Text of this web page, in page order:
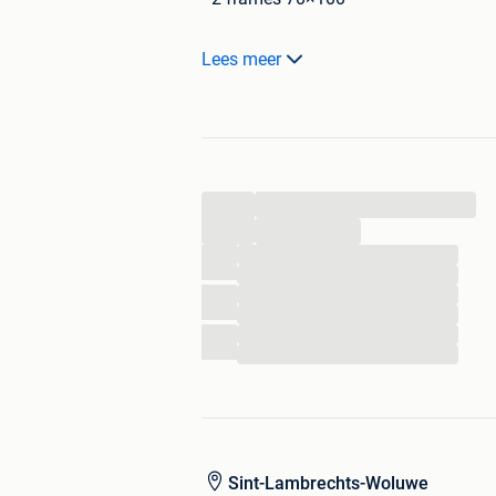
Goede staat, plexiglas aan de
Lees meer
Sint-Lambrechts-Woluwe